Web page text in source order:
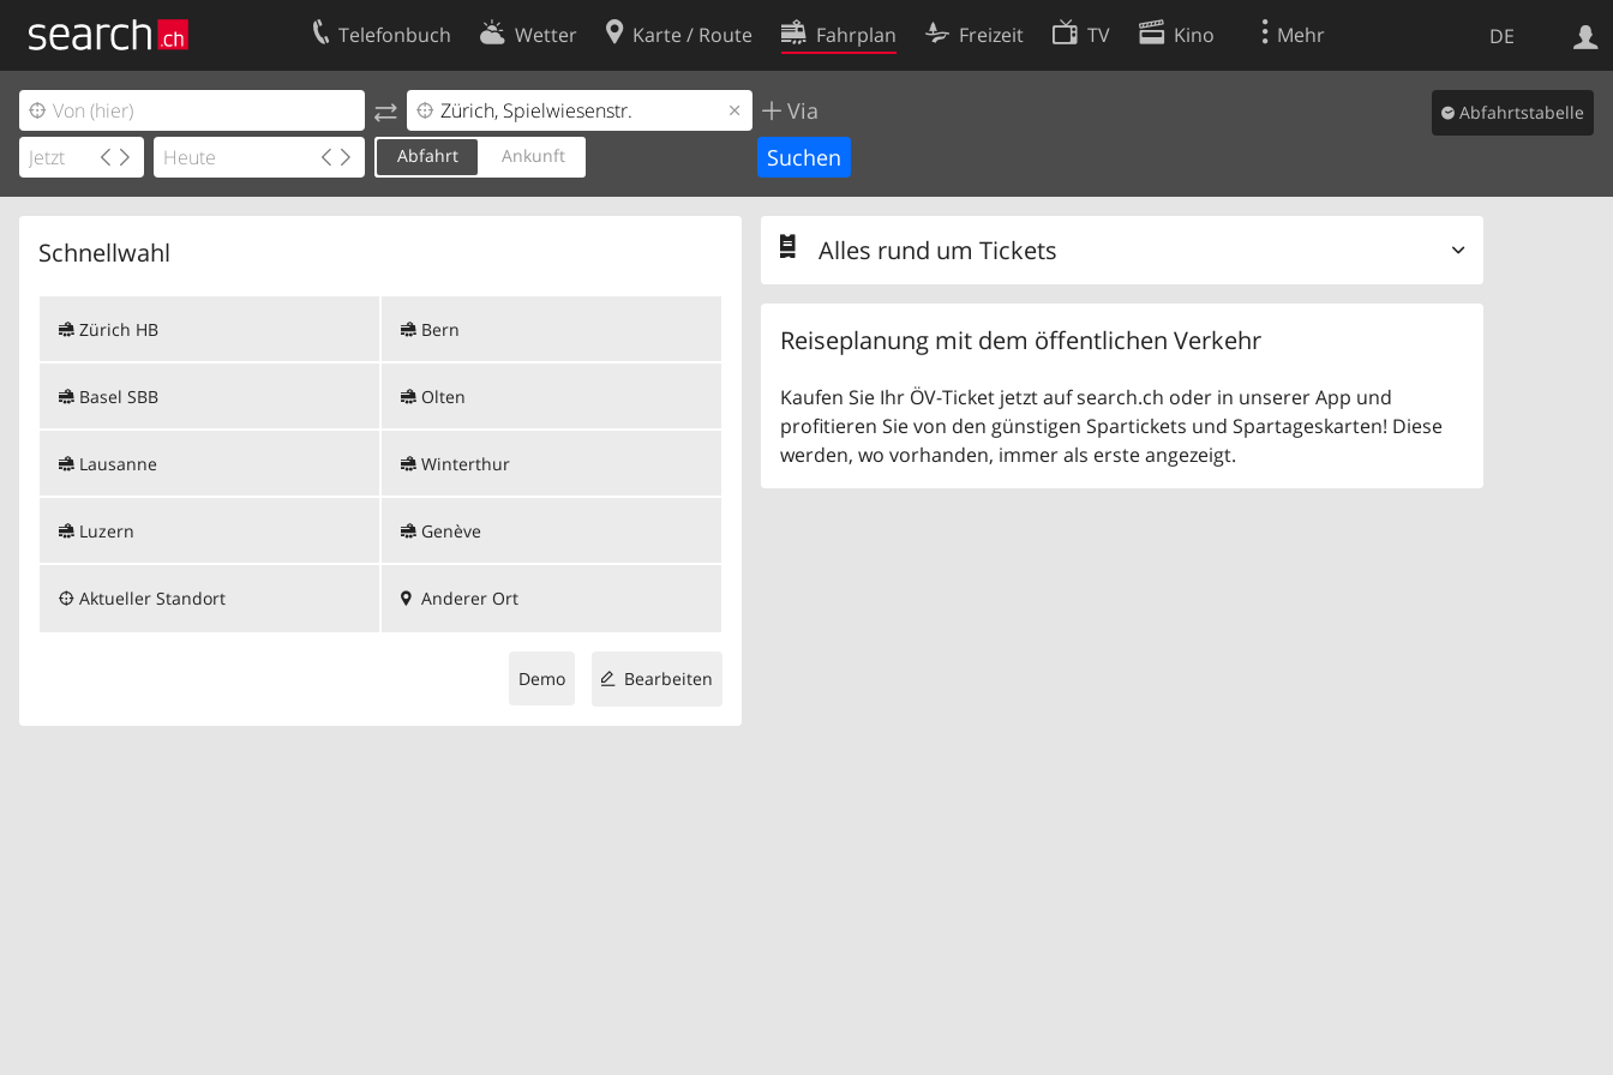
DE
Telefonbuch Wetter Karte / Route Fahrplan Freizeit TV Kino Mehr
Via
Abfahrt Ankunft
Abfahrtstabelle
Schnellwahl
Zürich HB
Basel SBB
Lausanne
Luzern
Bern
Olten
Winterthur
Genève
Aktueller Standort Anderer Ort
Bearbeiten
Demo
Alles rund um Tickets
Reiseplanung mit dem öffentlichen Verkehr
Kaufen Sie Ihr ÖV-Ticket jetzt auf search.ch oder in unserer App und
profitieren Sie von den günstigen Spartickets und Spartageskarten! Diese
werden, wo vorhanden, immer als erste angezeigt.
Ihr Eintrag
Kundencenter Geschäftskunden
Kontakt
Nutzungsbedingungen
Cookie-Einstellungen